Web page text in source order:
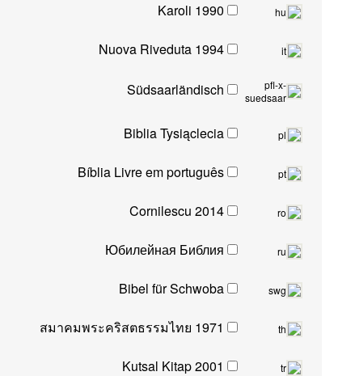
hu
Karoli 1990
it
Nuova Riveduta 1994
pfl-x-
suedsaar
Südsaarländisch
pl
Biblia Tysiąclecia
pt
Bíblia Livre em português
ro
Cornilescu 2014
ru
Юбилейная Библия
swg
Bibel für Schwoba
th
สมาคมพระคริสตธรรมไทย 1971
tr
Kutsal Kitap 2001